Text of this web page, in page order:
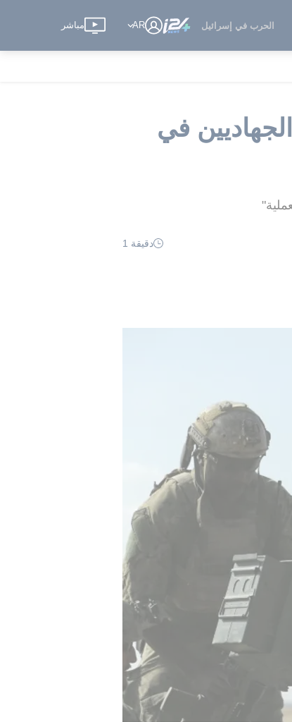
الحرب في إسرائيل AR مباشر
في
دقيقة 1